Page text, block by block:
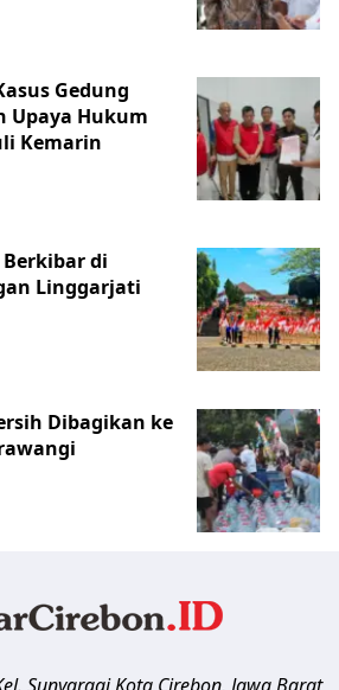
Gedung
Upaya Hukum
Kemarin
di
Linggarjati
Dibagikan ke